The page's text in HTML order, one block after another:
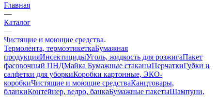
Главная
—
Каталог
—
Чистящие и моющие средства
Термолента, термоэтикеткаБумажная
продукцияИнсектицидыУголь, жидкость для розжигаПакет
фасовочный ПНДМайка Бумажные стаканыПерчаткиГубки и
салфетки для уборкиКоробки картонные, ЭКО-
коробкиЧистящие и моющие средстваКанцтовары,
бланкиКонтейнер, ведро, банкаБумажные пакетыШампуни,